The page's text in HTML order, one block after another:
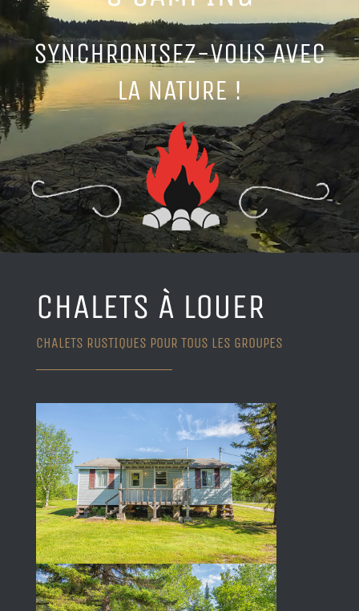
SYNCHRONISEZ-VOUS AVEC
LA NATURE !
CHALETS À LOUER
CHALETS RUSTIQUES POUR TOUS LES GROUPES